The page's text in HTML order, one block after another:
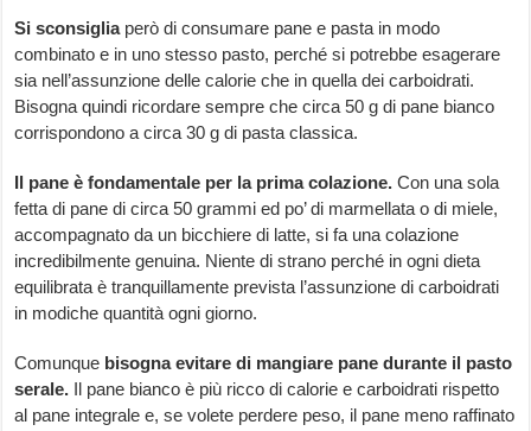
Si sconsigliaperò di consumare pane e pasta in modo
combinato e in uno stesso pasto, perché si potrebbe esagerare
sia nell’assunzione delle calorie che in quella dei carboidrati.
Bisogna quindi ricordare sempre che circa 50 g di pane bianco
corrispondono a circa 30 g di pasta classica.
Il pane è fondamentale per la prima colazione.Con una sola
fetta di pane di circa 50 grammi ed po’ di marmellata o di miele,
accompagnato da un bicchiere di latte, si fa una colazione
incredibilmente genuina. Niente di strano perché in ogni dieta
equilibrata è tranquillamente prevista l’assunzione di carboidrati
in modiche quantità ogni giorno.
Comunque bisogna evitare di mangiare pane durante il pasto
serale. Il pane bianco è più ricco di calorie e carboidrati rispetto
al pane integrale e, se volete perdere peso, il pane meno raffinato